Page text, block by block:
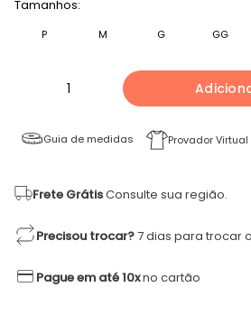
Tamanhos:
P M G GG
1
Guia de medidas Provador Virtual
Frete GrátisConsulte sua região.
Precisou trocar?7 dias para trocar
Pague em até 10xno cartão